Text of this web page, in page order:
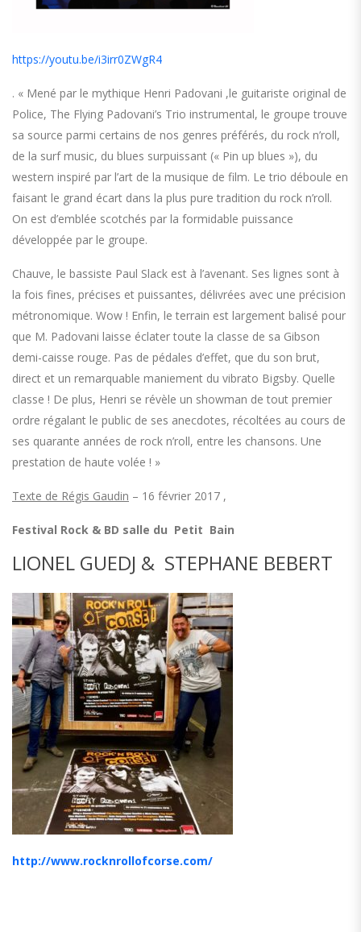
https://youtu.be/i3irr0ZWgR4
. « Mené par le mythique Henri Padovani ,le guitariste original de
Police, The Flying Padovani’s Trio instrumental, le groupe trouve
sa source parmi certains de nos genres préférés, du rock n’roll,
de la surf music, du blues surpuissant (« Pin up blues »), du
western inspiré par l’art de la musique de film. Le trio déboule en
faisant le grand écart dans la plus pure tradition du rock n’roll.
On est d’emblée scotchés par la formidable puissance
développée par le groupe.
Chauve, le bassiste Paul Slack est à l’avenant. Ses lignes sont à
la fois fines, précises et puissantes, délivrées avec une précision
métronomique. Wow ! Enfin, le terrain est largement balisé pour
que M. Padovani laisse éclater toute la classe de sa Gibson
demi-caisse rouge. Pas de pédales d’effet, que du son brut,
direct et un remarquable maniement du vibrato Bigsby. Quelle
classe ! De plus, Henri se révèle un showman de tout premier
ordre régalant le public de ses anecdotes, récoltées au cours de
ses quarante années de rock n’roll, entre les chansons. Une
prestation de haute volée ! »
Texte de Régis Gaudin – 16 février 2017 ,
Festival Rock & BD salle du Petit Bain
LIONEL GUEDJ & STEPHANE BEBERT
http://www.rocknrollofcorse.com/